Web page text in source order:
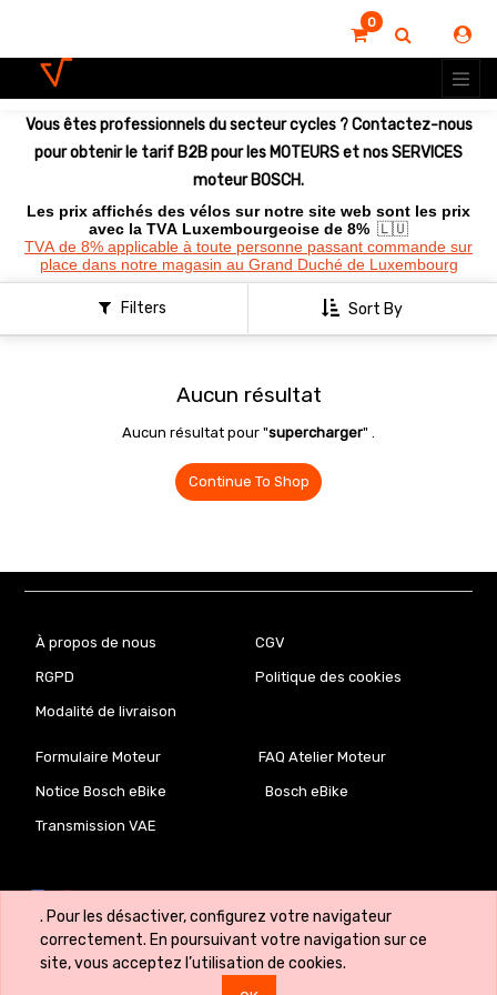
. Pour les désactiver, configurez votre navigateur
correctement. En poursuivant votre navigation sur ce
site, vous acceptez l’utilisation de cookies.
0
Vous êtes professionnels du secteur cycles ? Contactez-nous
pour obtenir le tarif B2B pour les MOTEURS et nos SERVICES
moteur BOSCH.
Les prix affichés des vélos sur notre site web sont les prix
avec la TVA Luxembourgeoise de 8% 🇱🇺
TVA de 8% applicable à toute personne passant commande sur
place dans notre magasin au Grand Duché de Luxembourg
Filters Sort By
Aucun résultat
Aucun résultat pour "supercharger" .
Continue To Shop
À propos de nous CGV
RGPD Politique des cookies
Modalité de livraison
Formulaire Moteur FAQ Atelier Moteur
Notice Bosch eBike Bosch eBike
Transmission VAE
Copyright © VeloLab.lu 🇱🇺